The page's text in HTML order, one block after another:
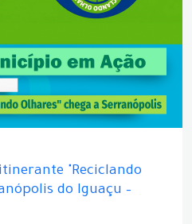
"Reciclando
do Iguaçu –